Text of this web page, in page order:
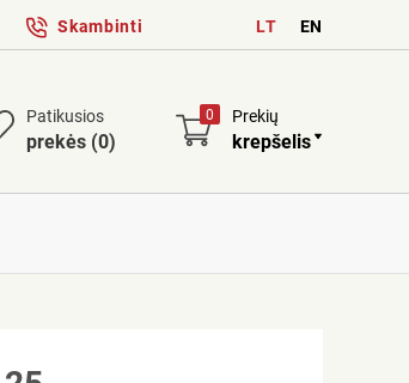
Skambinti LT EN
Patikusios
prekės (0)
0 Prekių
krepšelis